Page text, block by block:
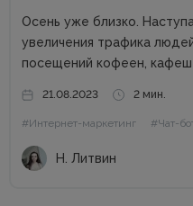
Осень уже близко.
увеличения трафика
посещений кофеен, кафешек, ТРЦ.
увеличить прибыль. Но
высока, поэтому расслабляться не
клиентов...
21.08.2023 2 мин.
#Интернет-маркетинг #Чат-
Н. Литвин